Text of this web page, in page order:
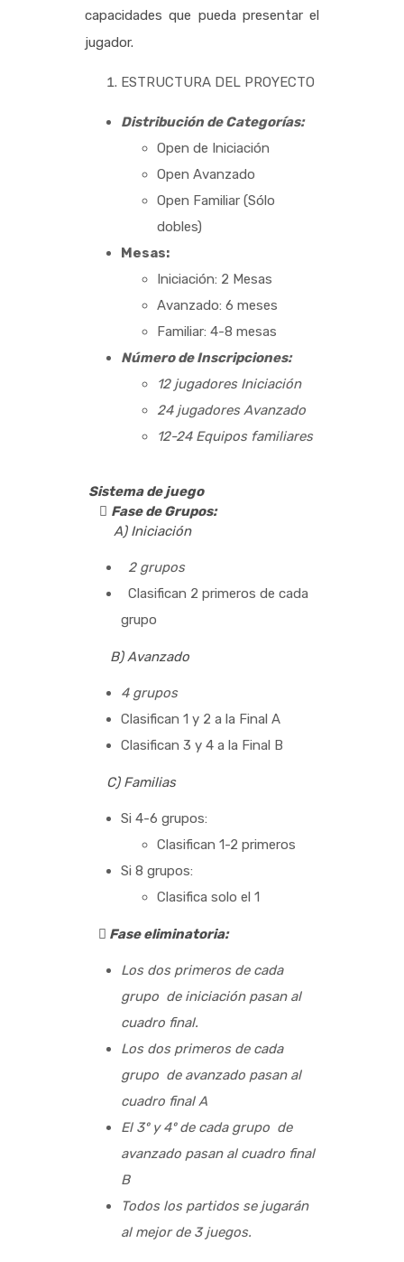
capacidades que pueda presentar el
jugador.
ESTRUCTURA DEL PROYECTO
Distribución de Categorías:
Open de Iniciación
Open Avanzado
Open Familiar (Sólo
dobles)
Mesas:
Iniciación: 2 Mesas
Avanzado: 6 meses
Familiar: 4-8 mesas
Número de Inscripciones:
12 jugadores Iniciación
24 jugadores Avanzado
12-24 Equipos familiares
Sistema de juego
 Fase de Grupos:
A) Iniciación
2 grupos
Clasifican 2 primeros de cada
grupo
B) Avanzado
4 grupos
Clasifican 1 y 2 a la Final A
Clasifican 3 y 4 a la Final B
C) Familias
Si 4-6 grupos:
Clasifican 1-2 primeros
Si 8 grupos:
Clasifica solo el 1
 Fase eliminatoria:
Los dos primeros de cada
grupo de iniciación pasan al
cuadro final.
Los dos primeros de cada
grupo de avanzado pasan al
cuadro final A
El 3º y 4º de cada grupo de
avanzado pasan al cuadro final
B
Todos los partidos se jugarán
al mejor de 3 juegos.